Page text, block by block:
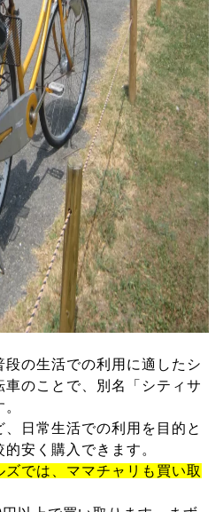
段の生活での利用に適したシ
車のことで、別名「シティサ
日常生活での利用を目的と
安く購入できます。
では、ママチャリも買い取